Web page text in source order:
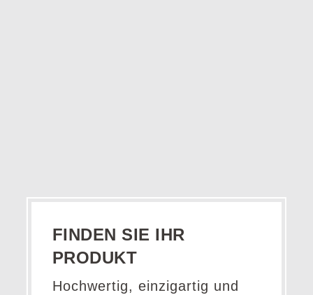
FINDEN SIE IHR
PRODUKT
Hochwertig, einzigartig und